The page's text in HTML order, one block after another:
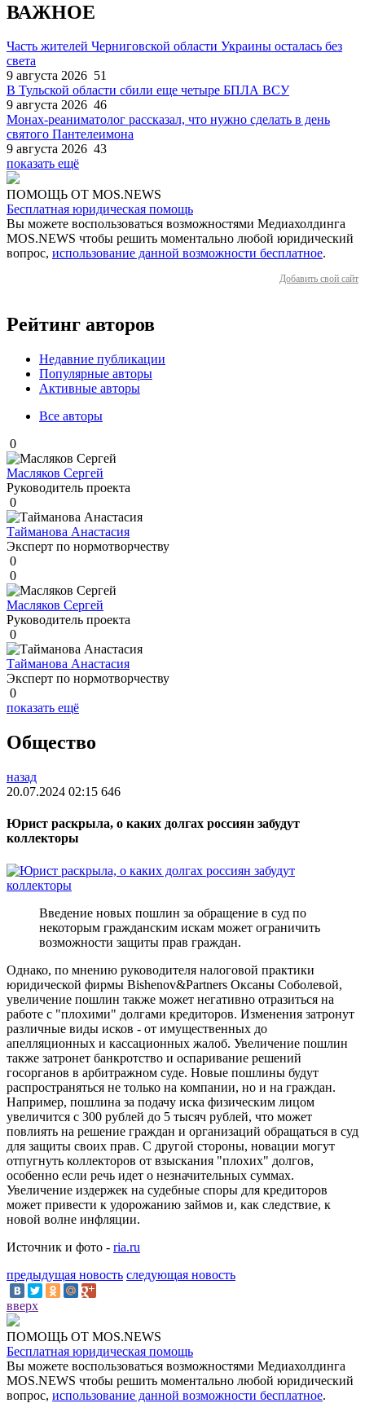
ВАЖНОЕ
Часть жителей Черниговской области Украины осталась без
света
9 августа 2026 51
В Тульской области сбили еще четыре БПЛА ВСУ
9 августа 2026 46
Монах-реаниматолог рассказал, что нужно сделать в день
святого Пантелеимона
9 августа 2026 43
показать ещё
ПОМОЩЬ ОТ MOS.NEWS
Бесплатная юридическая помощь
Вы можете воспользоваться возможностями Медиахолдинга
MOS.NEWS чтобы решить моментально любой юридический
вопрос, использование данной возможности бесплатное.
Добавить свой сайт
Рейтинг авторов
Недавние публикации
Популярные авторы
Активные авторы
Все авторы
0
Масляков Сергей
Руководитель проекта
0
Тайманова Анастасия
Эксперт по нормотворчеству
0
0
Масляков Сергей
Руководитель проекта
0
Тайманова Анастасия
Эксперт по нормотворчеству
0
показать ещё
Общество
назад
20.07.2024 02:15 646
Юрист раскрыла, о каких долгах россиян забудут
коллекторы
Введение новых пошлин за обращение в суд по
некоторым гражданским искам может ограничить
возможности защиты прав граждан.
Однако, по мнению руководителя налоговой практики
юридической фирмы Bishenov&Partners Оксаны Соболевой,
увеличение пошлин также может негативно отразиться на
работе с "плохими" долгами кредиторов. Изменения затронут
различные виды исков - от имущественных до
апелляционных и кассационных жалоб. Увеличение пошлин
также затронет банкротство и оспаривание решений
госорганов в арбитражном суде. Новые пошлины будут
распространяться не только на компании, но и на граждан.
Например, пошлина за подачу иска физическим лицом
увеличится с 300 рублей до 5 тысяч рублей, что может
повлиять на решение граждан и организаций обращаться в суд
для защиты своих прав. С другой стороны, новации могут
отпугнуть коллекторов от взыскания "плохих" долгов,
особенно если речь идет о незначительных суммах.
Увеличение издержек на судебные споры для кредиторов
может привести к удорожанию займов и, как следствие, к
новой волне инфляции.
Источник и фото - ria.ru
предыдущая новость следующая новость
вверх
ПОМОЩЬ ОТ MOS.NEWS
Бесплатная юридическая помощь
Вы можете воспользоваться возможностями Медиахолдинга
MOS.NEWS чтобы решить моментально любой юридический
вопрос, использование данной возможности бесплатное.